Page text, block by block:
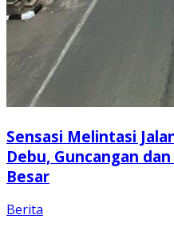
Sensasi Melintasi
Debu, Guncangan
Besar
Berita